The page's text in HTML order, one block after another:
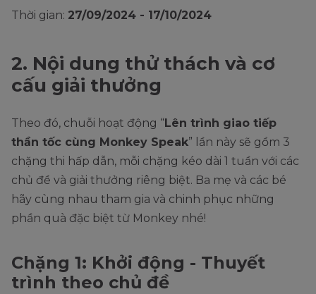
Thời gian: 27/09/2024 - 17/10/2024
2. Nội dung thử thách và cơ
cấu giải thưởng
Theo đó, chuỗi hoạt động “Lên trình giao tiếp
thần tốc cùng Monkey Speak” lần này sẽ gồm 3
chặng thi hấp dẫn, mỗi chặng kéo dài 1 tuần với các
chủ đề và giải thưởng riêng biệt. Ba mẹ và các bé
hãy cùng nhau tham gia và chinh phục những
phần quà đặc biệt từ Monkey nhé!
Chặng 1: Khởi động - Thuyết
trình theo chủ đề